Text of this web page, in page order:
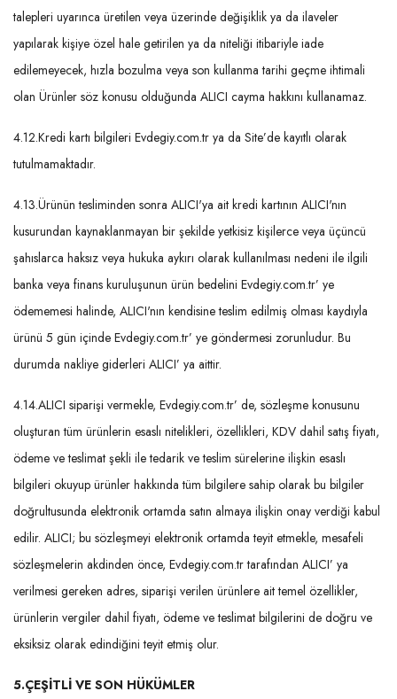
talepleri uyarınca üretilen veya üzerinde değişiklik ya da ilaveler
yapılarak kişiye özel hale getirilen ya da niteliği itibariyle iade
edilemeyecek, hızla bozulma veya son kullanma tarihi geçme ihtimali
olan Ürünler söz konusu olduğunda ALICI cayma hakkını kullanamaz.
4.12.Kredi kartı bilgileri Evdegiy.com.tr ya da Site’de kayıtlı olarak
tutulmamaktadır.
4.13.Ürünün tesliminden sonra ALICI'ya ait kredi kartının ALICI'nın
kusurundan kaynaklanmayan bir şekilde yetkisiz kişilerce veya üçüncü
şahıslarca haksız veya hukuka aykırı olarak kullanılması nedeni ile ilgili
banka veya finans kuruluşunun ürün bedelini Evdegiy.com.tr’ ye
ödememesi halinde, ALICI'nın kendisine teslim edilmiş olması kaydıyla
ürünü 5 gün içinde Evdegiy.com.tr’ ye göndermesi zorunludur. Bu
durumda nakliye giderleri ALICI’ ya aittir.
4.14.ALICI siparişi vermekle, Evdegiy.com.tr’ de, sözleşme konusunu
oluşturan tüm ürünlerin esaslı nitelikleri, özellikleri, KDV dahil satış fiyatı,
ödeme ve teslimat şekli ile tedarik ve teslim sürelerine ilişkin esaslı
bilgileri okuyup ürünler hakkında tüm bilgilere sahip olarak bu bilgiler
doğrultusunda elektronik ortamda satın almaya ilişkin onay verdiği kabul
edilir. ALICI; bu sözleşmeyi elektronik ortamda teyit etmekle, mesafeli
sözleşmelerin akdinden önce, Evdegiy.com.tr tarafından ALICI’ ya
verilmesi gereken adres, siparişi verilen ürünlere ait temel özellikler,
ürünlerin vergiler dahil fiyatı, ödeme ve teslimat bilgilerini de doğru ve
eksiksiz olarak edindiğini teyit etmiş olur.
5.ÇEŞİTLİ VE SON HÜKÜMLER